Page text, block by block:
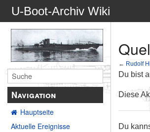
U-Boot-Archiv Wiki
Navigation
Hauptseite
Aktuelle Ereignisse
← Rudolf
Du bist
Diese
Du